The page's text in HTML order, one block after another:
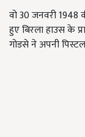
वो 30 जनवरी 1948
हुए बिरला हाउस के
गोडसे ने अपनी पिस्टल